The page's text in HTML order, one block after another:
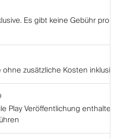
Es gibt keine Gebühr pro
zusätzliche Kosten inklusive
Play Veröffentlichung enthalten.